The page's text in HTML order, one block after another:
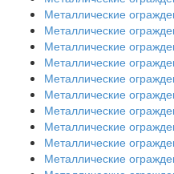
Металлические
Металлические
Металлические
Металлические
Металлические
Металлические
Металлические
Металлические
Металлические
Металлические